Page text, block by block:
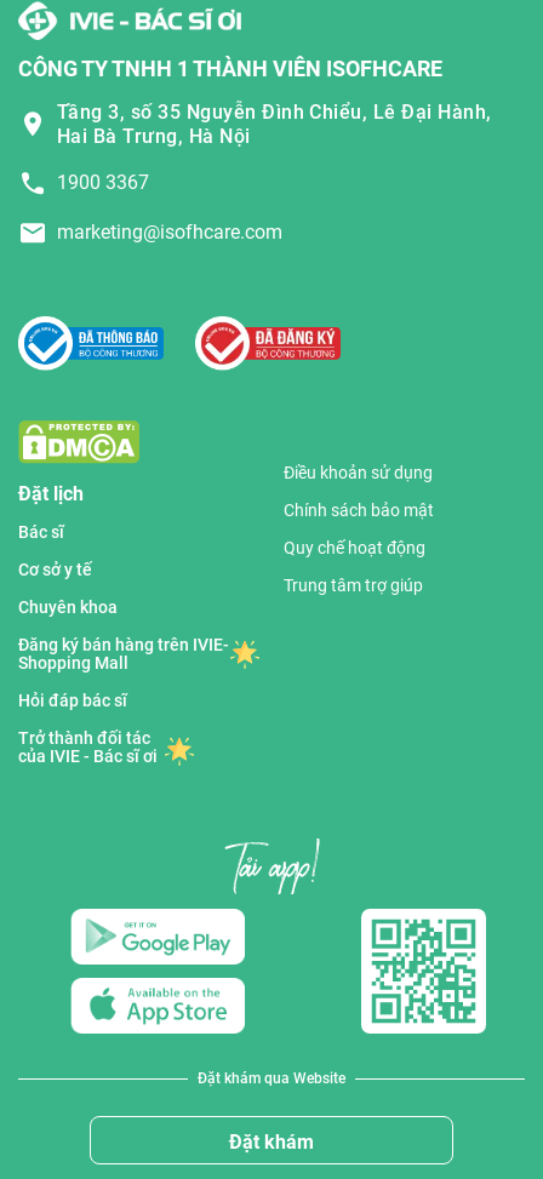
CÔNG TY TNHH 1 THÀNH VIÊN ISOFHCARE
Tầng 3, số 35 Nguyễn Đình Chiểu, Lê Đại Hành,
Hai Bà Trưng, Hà Nội
1900 3367
marketing@isofhcare.com
Đặt lịch
Bác sĩ
Cơ sở y tế
Chuyên khoa
Đăng ký bán hàng trên IVIE-
Shopping Mall
Hỏi đáp bác sĩ
Trở thành đối tác
của IVIE - Bác sĩ ơi
Điều khoản sử dụng
Chính sách bảo mật
Quy chế hoạt động
Trung tâm trợ giúp
Đặt khám qua Website
Đặt khám